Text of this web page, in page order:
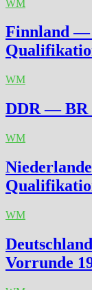
WM
Finnland —
WM
DDR — BR
WM
WM
Vorrunde